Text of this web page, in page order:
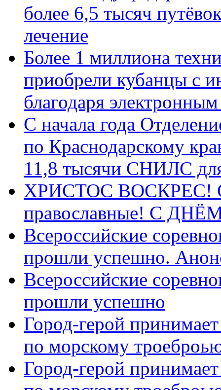
более 6,5 тысяч
лечение
Более 1 миллиона
приобрели кубанцы с
благодаря
С начала года
по Краснодарскому
11,8 тысячи СНИЛС
ХРИСТОС ВОСКРЕС! С
православные! C
Всероссийские
прошли успешно.
Всероссийские
прошли успешно
Город-герой
по морскому
Город-герой